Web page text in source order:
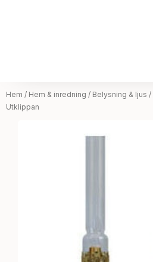
Hem / Hem & inredning / Belysning & ljus /
Utklippan